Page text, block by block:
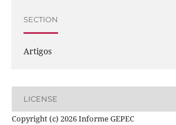
SECTION
Artigos
LICENSE
Copyright (c) 2026 Informe GEPEC